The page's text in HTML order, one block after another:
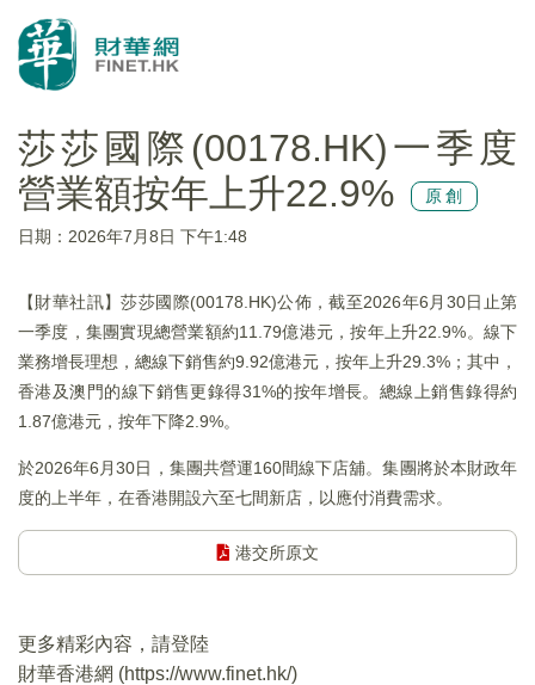
莎莎國際(00178.HK)一季度
營業額按年上升22.9%
原創
日期：2026年7月8日 下午1:48
【財華社訊】莎莎國際(00178.HK)公佈，截至2026年6月30日止第
一季度，集團實現總營業額約11.79億港元，按年上升22.9%。線下
業務增長理想，總線下銷售約9.92億港元，按年上升29.3%；其中，
香港及澳門的線下銷售更錄得31%的按年增長。總線上銷售錄得約
1.87億港元，按年下降2.9%。
於2026年6月30日，集團共營運160間線下店舖。集團將於本財政年
度的上半年，在香港開設六至七間新店，以應付消費需求。
港交所原文
更多精彩內容，請登陸
財華香港網 (https://www.finet.hk/)